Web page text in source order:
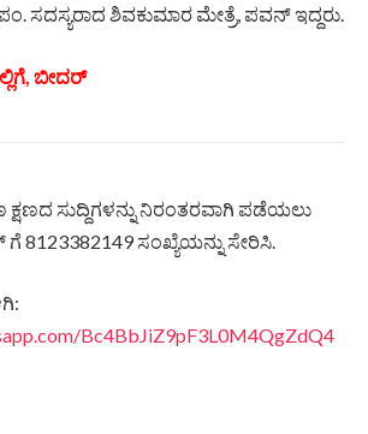
ಸದಸ್ಯರಾದ ಶಿವಕುಮಾರ ಮೇತ್ರೆ, ಪವನ್ ಇದ್ದರು.
ಬೀದರ್
ಕ್ಷಣದ ಸುದ್ದಿಗಳನ್ನು ನಿರಂತರವಾಗಿ ಪಡೆಯಲು
8123382149 ಸಂಖ್ಯೆಯನ್ನು ಸೇರಿಸಿ.
Bc4BbJiZ9pF3L0M4QgZdQ4